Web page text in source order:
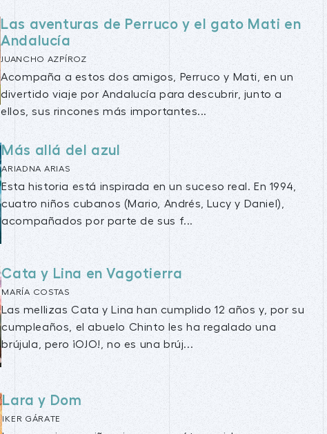
Las aventuras de Perruco y el gato Mati en
Andalucía
JUANCHO AZPÍROZ
Acompaña a estos dos amigos, Perruco y Mati, en un
divertido viaje por Andalucía para descubrir, junto a
ellos, sus rincones más importantes...
Más allá del azul
ARIADNA ARIAS
Esta historia está inspirada en un suceso real. En 1994,
cuatro niños cubanos (Mario, Andrés, Lucy y Daniel),
acompañados por parte de sus f...
Cata y Lina en Vagotierra
MARÍA COSTAS
Las mellizas Cata y Lina han cumplido 12 años y, por su
cumpleaños, el abuelo Chinto les ha regalado una
brújula, pero ¡OJO!, no es una brúj...
Lara y Dom
IKER GÁRATE